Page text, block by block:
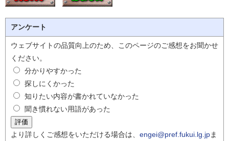
アンケート
ウェブサイトの品質向上のため、このページのご感想をお聞かせ
ください。
分かりやすかった
探しにくかった
知りたい内容が書かれていなかった
聞き慣れない用語があった
より詳しくご感想をいただける場合は、 engei@pref.fukui.lg.jpま